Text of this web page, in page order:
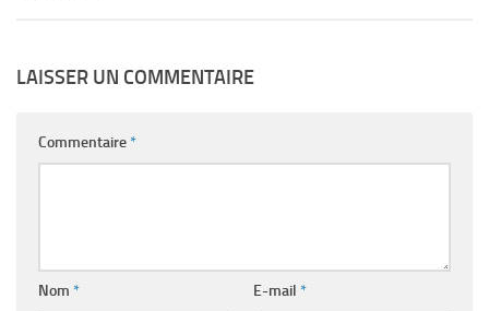
LAISSER UN COMMENTAIRE
Commentaire*
Nom * E-mail *